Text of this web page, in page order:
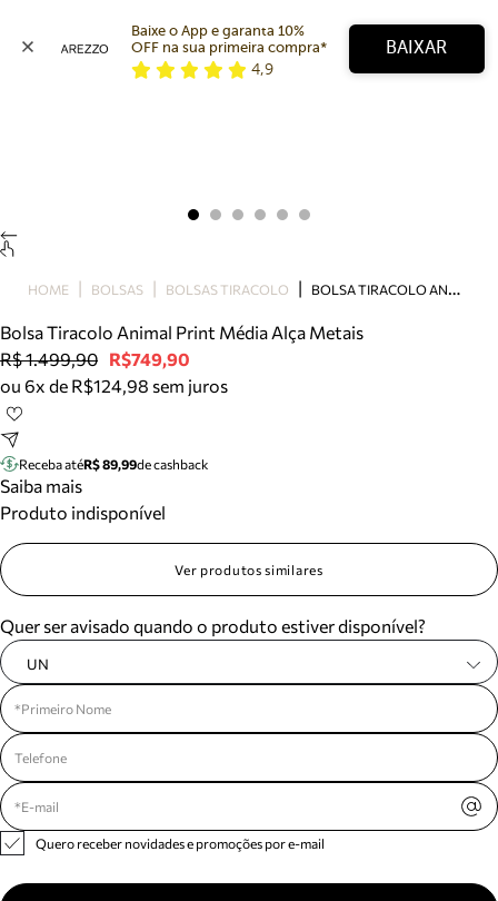
Bolsa
Tamanco
Tênis
Mule
Tire dúvidas sobre pedidos, devoluções e mais.
Meus pedidos
Acompanhe seus pedidos e solicite devoluções.
Baixe o App e garanta 10%
OFF na sua primeira compra*
4,9
BAIXAR
HOME BOLSAS BOLSAS TIRACOLO B
OLSA TIRACOLO ANIMAL PRINT MÉDIA ALÇA METAIS
Bolsa Tiracolo Animal Print Média Alça Metais
R$ 1.499,90 R$749,90
ou 6x de R$124,98 sem juros
Receba atéR$ 89,99de cashback
Saiba mais
Produto indisponível
Ver produtos similares
Quer ser avisado quando o produto estiver disponível?
UN
Quero receber novidades e promoções por e-mail